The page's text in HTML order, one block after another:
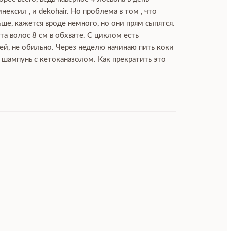
, и dekohair. Но проблема в том , что
кажется вроде немного, но они прям сыпятся.
волос 8 см в обхвате. С циклом есть
не обильно. Через неделю начинаю пить коки
с кетоканазолом. Как прекратить это